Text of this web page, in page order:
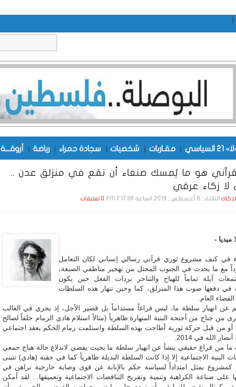
|
21 السياسي | مقـاربات | شخصيات | سجادة حمراء | رياضة | أروقـــة
هو ما يُمسك صنعاء أن تقع في منزلق عدن ..
لا زكاء عرقي
الثلاثاء , 6 أغـسـطـس , 2019 الساعة 7:17:36 PM 0 تعليقات
ميديا -
في كنف مشروع ثوري قرآني رسالي إنساني لكان التعامل
مع ما يحدث في الجنوب المحتل من تهجير مناطقي الصبغة،
آيلة تماماً للهياج والتناحر بردات الفعل حين يكون
في دفعها صوب هذا المنزلق، كما وحين تنهار هذه السلطات
العام.
عن انهيار سلطة ما، ليس فراغاً مستداماً بل قصير الأجل، إذ يجري في الغالب
جناح من أجنحة البنية المنهارة ظاهرياً (مثالاً استلام هادي الزمام خلفاً لصالح
2011/2012) أو من قبل حركة ثورية أطاحت بهذه السلطة واستلمت زمام الحكم بعقد اجتماعي
الله في 2014.
ما من فراغ حقيقي ينشأ عن انهيار سلطة ما بحيث يفضي لاندلاع حالة هياج جمعي
البنية الاجتماعية إلا إذا كانت السلطة البديلة ظاهرياً كما في حقبة (هادي) تتبنى
كمشروع يمثل امتداداً لسياسة حكم بالإنابة عن قوى وصاية خارجية تراهن في
على صناعة الكراهية وتنمية وتفريخ التناقضات الاجتماعية وتعميقها... لقد أمكن